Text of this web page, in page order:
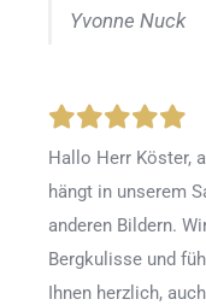
Yvonne Nuck
Hallo Herr Köster,
hängt in unserem
anderen Bildern.
Bergkulisse und
Ihnen herzlich,